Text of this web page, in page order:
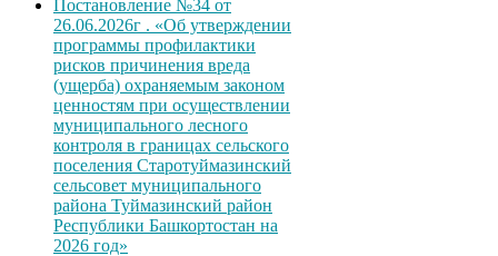
Постановление №34 от
26.06.2026г . «Об утверждении
программы профилактики
рисков причинения вреда
(ущерба) охраняемым законом
ценностям при осуществлении
муниципального лесного
контроля в границах сельского
поселения Старотуймазинский
сельсовет муниципального
района Туймазинский район
Республики Башкортостан на
2026 год»